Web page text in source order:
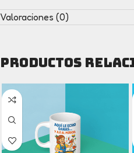
Valoraciones (0)
Productos